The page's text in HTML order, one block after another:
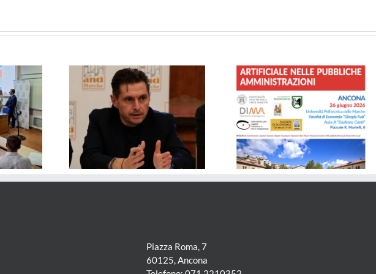
– Solidali col
le dimissioni
sempre una
per tutti
FORMAZIONE – Governare
l’Intelligenza Artificiale nelle
Pubbliche Amministrazioni
Solidarietà al Comune di Porto
Sant’Epidio per il tragico crollo
Piazza Roma, 7
60125, Ancona